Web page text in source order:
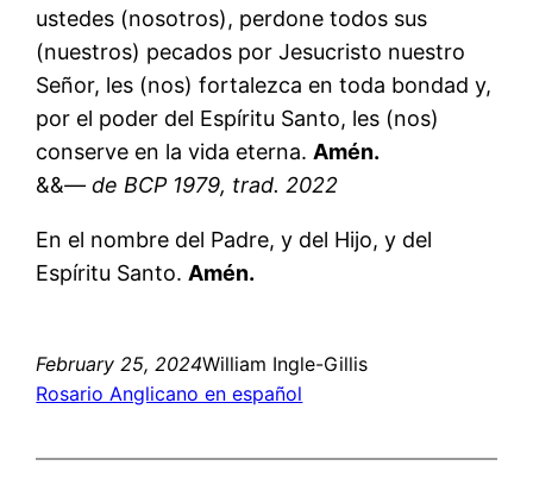
ustedes (nosotros), perdone todos sus
(nuestros) pecados por Jesucristo nuestro
Señor, les (nos) fortalezca en toda bondad y,
por el poder del Espíritu Santo, les (nos)
conserve en la vida eterna.Amén.
&&— de BCP 1979, trad. 2022
En el nombre del Padre, y del Hijo, y del
Espíritu Santo.Amén.
February 25, 2024William Ingle-Gillis
Rosario Anglicano en español